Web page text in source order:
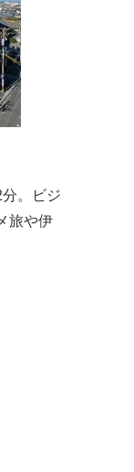
。ビジ
旅や伊